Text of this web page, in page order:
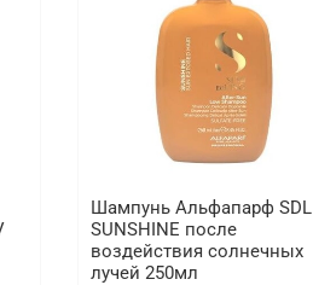
Шампунь Альфапарф SDL
SUNSHINE после
воздействия солнечных
лучей 250мл